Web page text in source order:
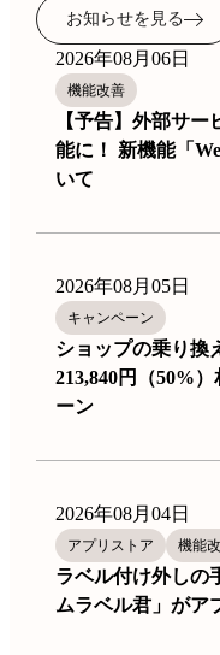
お知らせを見る
2026年08月06日
機能改善
【予告】外部サ
能に！ 新機能「
いて
2026年08月05日
キャンペーン
ショップの乗り換
213,840円（50%
ーン
2026年08月04日
アプリストア 機能
ラベル付け外しの
ムラベル君」がア